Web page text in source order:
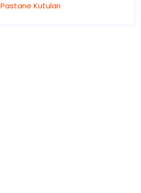
Pastane Kutuları